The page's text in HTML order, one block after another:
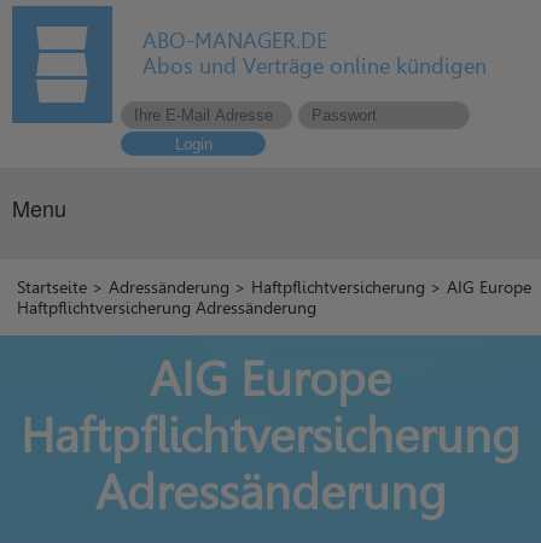
ABO-MANAGER.DE
Abos und Verträge online kündigen
Login
Menu
Startseite >Adressänderung > Haftpflichtversicherung > AIG Europe
Haftpflichtversicherung Adressänderung
AIG Europe
Haftpflichtversicherung
Adressänderung